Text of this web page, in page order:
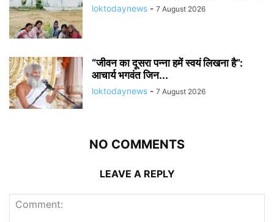
loktodaynews - 7 August 2026
“जीवन का दूसरा पन्ना हमें स्वयं लिखना है”:
आचार्य भगवंत जिन...
loktodaynews - 7 August 2026
NO COMMENTS
LEAVE A REPLY